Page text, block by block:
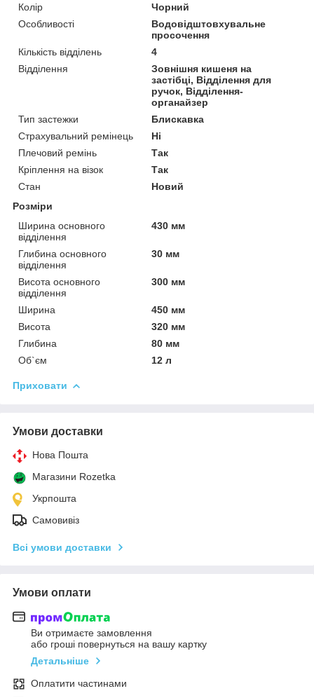
Колір
Чорний
Особливості
Водовідштовхувальне
просочення
Кількість відділень
4
Відділення
Зовнішня кишеня на
застібці, Відділення для
ручок, Відділення-
органайзер
Тип застежки
Блискавка
Страхувальний ремінець
Ні
Плечовий ремінь
Так
Кріплення на візок
Так
Стан
Новий
Розміри
Ширина основного
відділення
430 мм
Глибина основного
відділення
30 мм
Висота основного
відділення
300 мм
Ширина
450 мм
Висота
320 мм
Глибина
80 мм
Об`єм
12 л
Приховати
Умови доставки
Нова Пошта
Магазини Rozetka
Укрпошта
Самовивіз
Всі умови доставки
Умови оплати
Ви отримаєте замовлення
або гроші повернуться на вашу картку
Детальніше
Оплатити частинами